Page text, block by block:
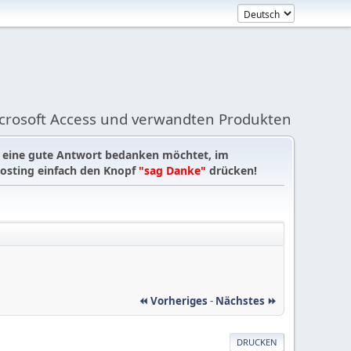
Access und verwandten Produkten
gute Antwort bedanken möchtet, im
einfach den Knopf "sag Danke" drücken!
⏪ Vorheriges - Nächstes ⏩
DRUCKEN